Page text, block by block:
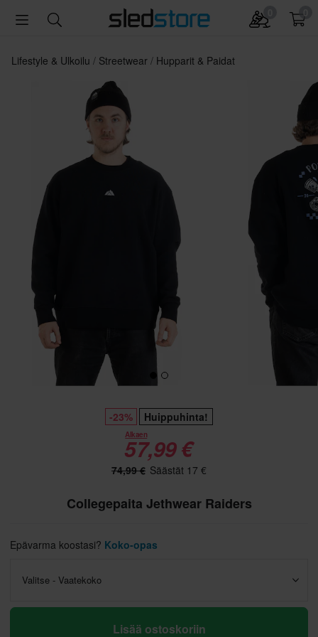
Lifestyle & Ulkoilu Streetwear Hupparit & Paidat
-23% Huippuhinta!
Alkaen
57,99 €
74,99 € Säästät 17 €
Collegepaita Jethwear Raiders
Epävarma koostasi? Koko-opas
Valitse - Vaatekoko
Lisää ostoskoriin